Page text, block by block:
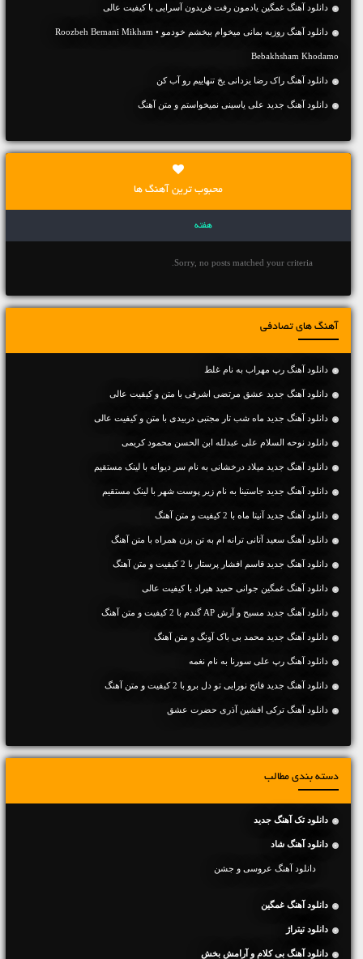
دانلود آهنگ غمگین یادمون رفت فریدون آسرایی با کیفیت عالی
دانلود آهنگ روزبه بمانی میخوام ببخشم خودمو • Roozbeh Bemani Mikham
Bebakhsham Khodamo
دانلود آهنگ راک رضا یزدانی یخ تنهاییم رو آب کن
دانلود آهنگ جديد علی یاسینی نمیخواستم و متن آهنگ
محبوب ترین آهنگ ها
هفته
Sorry, no posts matched your criteria.
آهنگ های تصادفی
دانلود آهنگ رپ مهراب به نام غلط
دانلود آهنگ جديد عشق مرتضی اشرفی با متن و کیفیت عالی
دانلود آهنگ جديد ماه شب تار مجتبی دربیدی با متن و کیفیت عالی
دانلود نوحه السلام على عبدلله ابن الحسن محمود کریمی
دانلود آهنگ جديد میلاد درخشانی به نام سر دیوانه با لینک مستقیم
دانلود آهنگ جديد جاستینا به نام زیر پوست شهر با لینک مستقیم
دانلود آهنگ جديد آنیتا ماه با 2 کیفیت و متن آهنگ
دانلود آهنگ سعید آتانی ترانه ام به تن بزن همراه با متن آهنگ
دانلود آهنگ جديد قاسم افشار پرستار با 2 کیفیت و متن آهنگ
دانلود آهنگ غمگین جوانی حمید هیراد با کیفیت عالی
دانلود آهنگ جديد مسیح و آرش AP گندم با 2 کیفیت و متن آهنگ
دانلود آهنگ جديد محمد بی باک آونگ و متن آهنگ
دانلود آهنگ رپ علی سورنا به نام نغمه
دانلود آهنگ جديد فاتح نورایی تو دل برو با 2 کیفیت و متن آهنگ
دانلود آهنگ ترکی افشین آذری حضرت عشق
دسته بندی مطالب
دانلود تک آهنگ جدید
دانلود آهنگ شاد
دانلود آهنگ عروسی و جشن
دانلود آهنگ غمگین
دانلود تیتراژ
دانلود آهنگ بی کلام و آرامش بخش